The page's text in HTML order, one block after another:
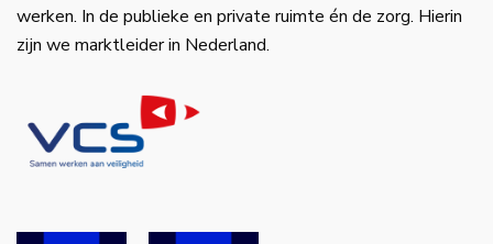
werken. In de publieke en private ruimte én de zorg. Hierin
zijn we marktleider in Nederland.